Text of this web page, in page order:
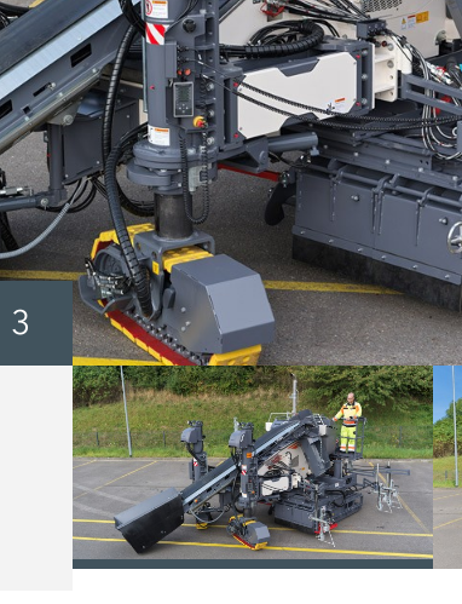
3
Le système de guidage AutoPilot
intégrante de la machine à coffrage
et aide l’opérateur pour la pose de
de guidage.
/